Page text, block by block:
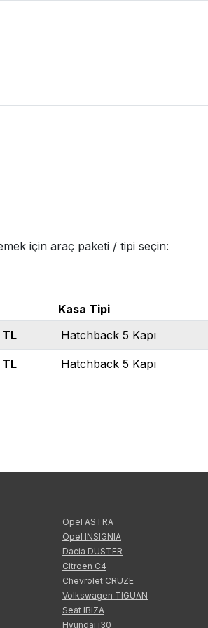
için araç paketi / tipi seçin:
Kasa Tipi
TL Hatchback 5 Kapı
TL Hatchback 5 Kapı
Opel ASTRA
Opel INSIGNIA
Dacia DUSTER
Citroen C4
Chevrolet CRUZE
Volkswagen TIGUAN
Seat IBIZA
Hyundai i30